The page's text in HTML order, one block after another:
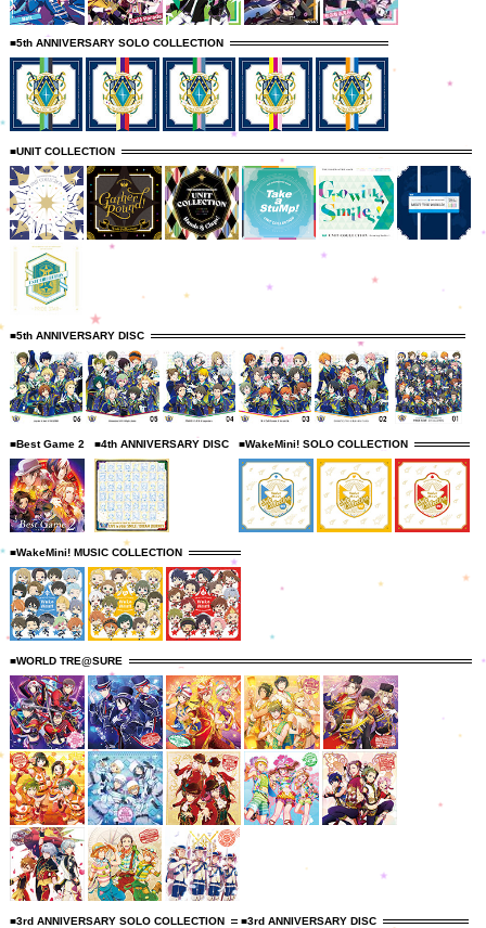
■5th ANNIVERSARY SOLO COLLECTION
■UNIT COLLECTION
■5th ANNIVERSARY DISC
■Best Game 2 ■4th ANNIVERSARY DISC ■WakeMini! SOLO COLLECTION
■WakeMini! MUSIC COLLECTION
■WORLD TRE@SURE
■3rd ANNIVERSARY SOLO COLLECTION ■3rd ANNIVERSARY DISC